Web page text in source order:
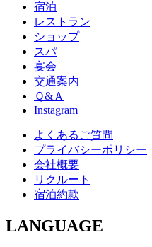
宿泊
レストラン
ショップ
スパ
宴会
交通案内
Ｑ&Ａ
Instagram
よくあるご質問
プライバシーポリシー
会社概要
リクルート
宿泊約款
LANGUAGE